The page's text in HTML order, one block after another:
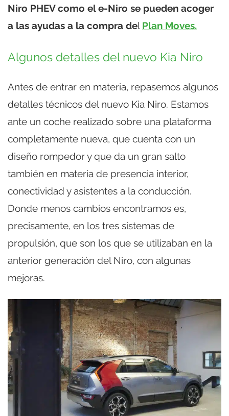
Niro PHEV como el e-Niro se pueden acoger
a las ayudas a la compra del Plan Moves.
Algunos detalles del nuevo Kia Niro
Antes de entrar en materia, repasemos algunos
detalles técnicos del nuevo Kia Niro. Estamos
ante un coche realizado sobre una plataforma
completamente nueva, que cuenta con un
diseño rompedor y que da un gran salto
también en materia de presencia interior,
conectividad y asistentes a la conducción.
Donde menos cambios encontramos es,
precisamente, en los tres sistemas de
propulsión, que son los que se utilizaban en la
anterior generación del Niro, con algunas
mejoras.